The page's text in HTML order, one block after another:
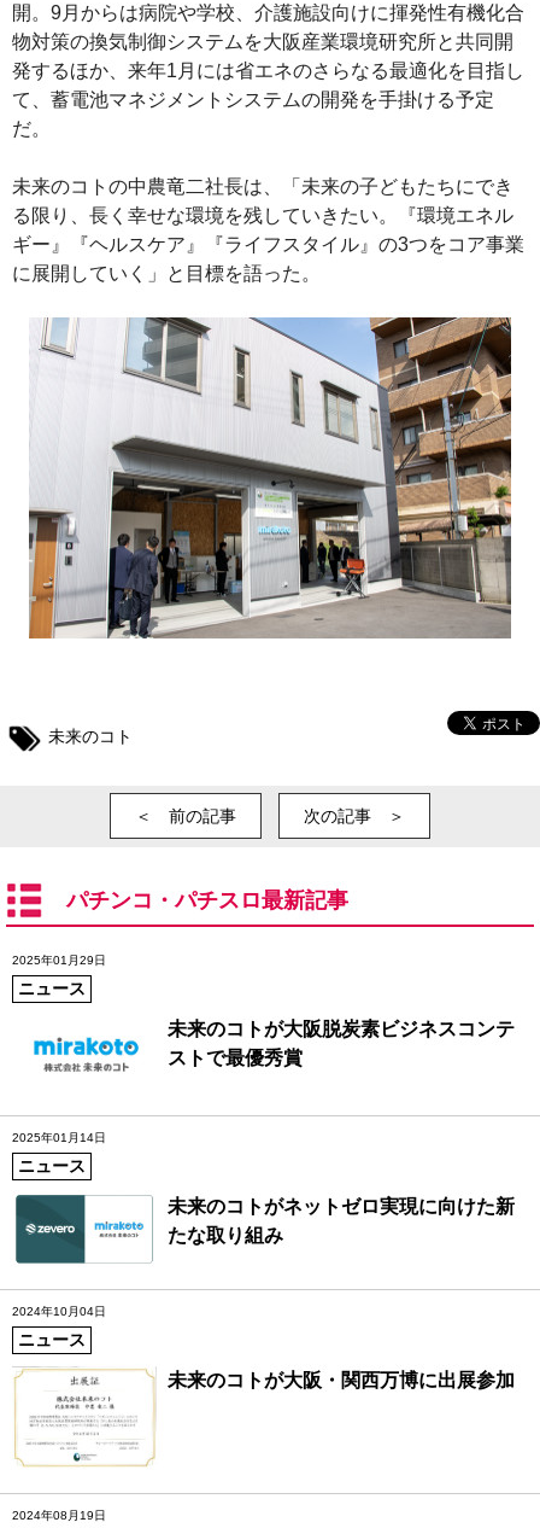
開。9月からは病院や学校、介護施設向けに揮発性有機化合
物対策の換気制御システムを大阪産業環境研究所と共同開
発するほか、来年1月には省エネのさらなる最適化を目指し
て、蓄電池マネジメントシステムの開発を手掛ける予定
だ。
未来のコトの中農竜二社長は、「未来の子どもたちにでき
る限り、長く幸せな環境を残していきたい。『環境エネル
ギー』『ヘルスケア』『ライフスタイル』の3つをコア事業
に展開していく」と目標を語った。
未来のコト
＜ 前の記事 次の記事 ＞
パチンコ・パチスロ最新記事
2025年01月29日
ニュース
未来のコトが大阪脱炭素ビジネスコンテ
ストで最優秀賞
2025年01月14日
ニュース
未来のコトがネットゼロ実現に向けた新
たな取り組み
2024年10月04日
ニュース
未来のコトが大阪・関西万博に出展参加
2024年08月19日